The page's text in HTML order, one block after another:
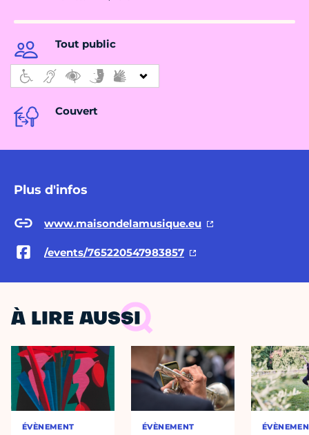
Tout public
Couvert
Plus d'infos
www.maisondelamusique.eu
/events/765220547983857
À LIRE AUSSI
ÉVÈNEMENT ÉVÈNEMENT